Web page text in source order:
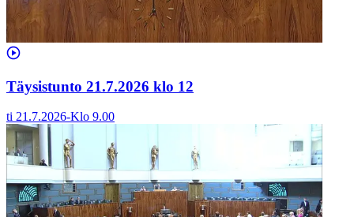
Täysistunto 21.7.2026 klo 12
ti 21.7.2026-Klo 9.00